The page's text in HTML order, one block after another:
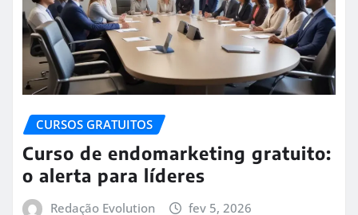
CURSOS GRATUITOS
Curso de endomarketing gratuito:
o alerta para líderes
Redação Evolution fev 5, 2026